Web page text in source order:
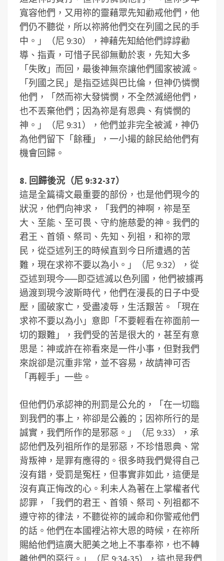
寬容他們，又用祢的靈藉眾先知勸戒他們，他
們仍不聽從，所以祢將他們交在列國之民的手
中。」（尼 9:30），神藉先知給他們諄諄勸
導、指責，可惜子民卻無動於衷，先知大多
「失敗」而回，最後神無奈讓他們國家被滅。
「列國之民」是指亞述與巴比倫，但神仍憐憫
他們，「然而祢大發憐憫，不全然滅絕他們，
也不丟棄他們；因為祢是有恩典、有憐憫的
神。」（尼 9:31），他們並非完全被滅，神仍
為他們留下「餘種」，一小撮的餘民給他們有
機會回歸。
8. 回歸後況（尼 9:32-37）
這是全篇禱文最重要的部份，也是他們現今的
狀況，他們向神求，「我們的神啊，祢是至
大、至能、至可畏、守約施慈愛的神。我們的
君王、首領、祭司、先知、列祖，和祢的眾
民，從亞述列王的時候直到今日所遭遇的苦
難，現在求祢不要以為小。」（尼 9:32），從
亞述到現今──即亞述滅以色列國，他們被擄再
過渡到現今波斯時代，他們在漫長的日子中受
壓，國破家亡，受盡凌辱，生活艱苦。「現在
求祢不要以為小」意即「不要輕看在祢面前一
切的艱難」，我們受的苦是很大的，甚至有意
思是：神或許在祢看來是一件小事，但對我們
來說卻是沉重非常，並不容易，故請神可否
「再輕手」一些。
但他們仍承認神的刑罰是公允的，「在一切臨
到我們的事上，祢卻是公義的；因祢所行的是
誠實，我們所作的是邪惡。」（尼 9:33），承
認他們及列祖所作的是邪惡，不珍惜恩典、常
背叛神，是罪有應得的。很多時我們覺得自己
沒有錯，受罰是冤枉，但事實非如此，這便是
沒有真正悔改的心。利未人為著在上掌權者代
認罪，「我們的君王、首領、祭司、列祖都不
遵守祢的律法，不聽從祢的誡命和你警戒他們
的話。他們在本國裡沾祢大恩的時候，在祢所
賜給他們這廣大肥美之地上不事奉祢，也不轉